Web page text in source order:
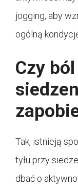
jogging, aby
ogólną
Czy
Tak, istnieją
tyłu przy
dbać o